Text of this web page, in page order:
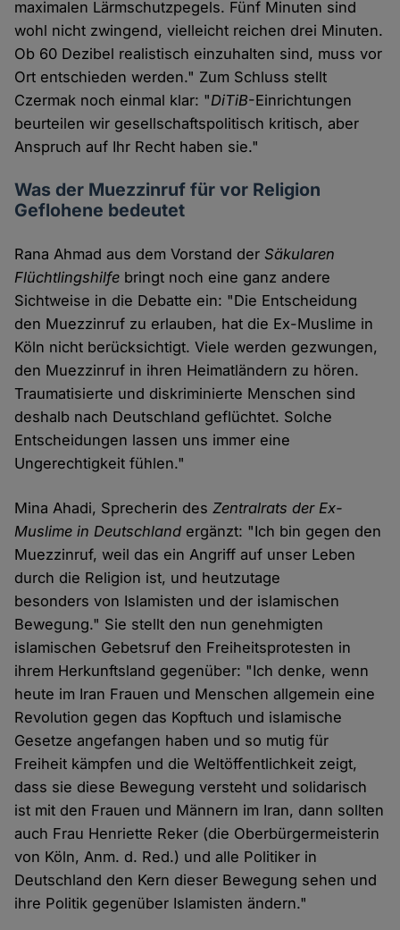
maximalen Lärmschutzpegels. Fünf Minuten sind
wohl nicht zwingend, vielleicht reichen drei Minuten.
Ob 60 Dezibel realistisch einzuhalten sind, muss vor
Ort entschieden werden." Zum Schluss stellt
Czermak noch einmal klar: "DiTiB-Einrichtungen
beurteilen wir gesellschaftspolitisch kritisch, aber
Anspruch auf Ihr Recht haben sie."
Was der Muezzinruf für vor Religion
Geflohene bedeutet
Rana Ahmad aus dem Vorstand derSäkularen
Flüchtlingshilfe bringt noch eine ganz andere
Sichtweise in die Debatte ein: "Die Entscheidung
den Muezzinruf zu erlauben, hat die Ex-Muslime in
Köln nicht berücksichtigt. Viele werden gezwungen,
den Muezzinruf in ihren Heimatländern zu hören.
Traumatisierte und diskriminierte Menschen sind
deshalb nach Deutschland geflüchtet. Solche
Entscheidungen lassen uns immer eine
Ungerechtigkeit fühlen."
Mina Ahadi, Sprecherin desZentralrats der Ex-
Muslime in Deutschland ergänzt: "Ich bin gegen den
Muezzinruf, weil das ein Angriff auf unser Leben
durch die Religion ist, und heutzutage
besonders von Islamisten und der islamischen
Bewegung." Sie stellt den nun genehmigten
islamischen Gebetsruf den Freiheitsprotesten in
ihrem Herkunftsland gegenüber: "Ich denke, wenn
heute im Iran Frauen und Menschen allgemein eine
Revolution gegen das Kopftuch und islamische
Gesetze angefangen haben und so mutig für
Freiheit kämpfen und die Weltöffentlichkeit zeigt,
dass sie diese Bewegung versteht und solidarisch
ist mit den Frauen und Männern im Iran, dann sollten
auch Frau Henriette Reker (die Oberbürgermeisterin
von Köln, Anm. d. Red.) und alle Politiker in
Deutschland den Kern dieser Bewegung sehen und
ihre Politik gegenüber Islamisten ändern."